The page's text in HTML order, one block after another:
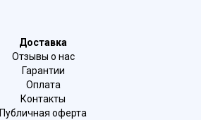
Доставка
Отзывы о нас
Гарантии
Оплата
Контакты
Публичная оферта